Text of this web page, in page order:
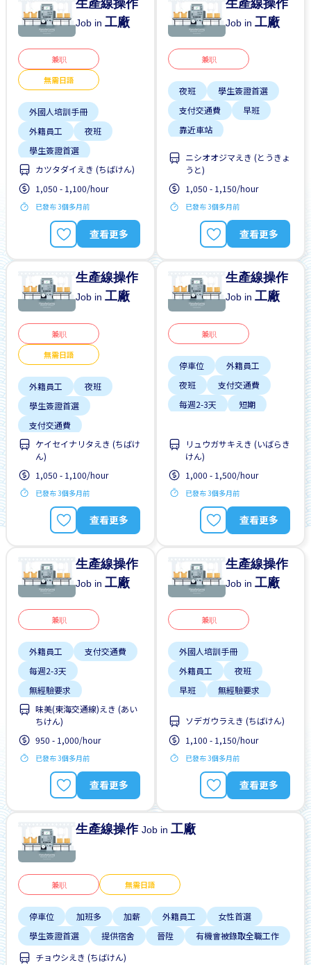
生產線操作
Job in工廠
兼职
無需日語
外國人培訓手冊
外籍員工
夜班
學生簽證首選
無日本語要求
附近車站的巴士服務
カツタダイえき (ちばけん)
1,050 - 1,100/hour
已發布 3個多月前
查看更多
生產線操作
Job in工廠
兼职
夜班
學生簽證首選
支付交通費
早班
靠近車站
ニシオオジマえき (とうきょ
うと)
1,050 - 1,150/hour
已發布 3個多月前
查看更多
生產線操作
Job in工廠
兼职
無需日語
外籍員工
夜班
學生簽證首選
支付交通費
無日本語要求
附近車站的巴士服務
ケイセイナリタえき (ちばけ
ん)
1,050 - 1,100/hour
已發布 3個多月前
查看更多
生產線操作
Job in工廠
兼职
停車位
外籍員工
夜班
支付交通費
每週2-3天
短期
週末輪班
リュウガサキえき (いばらき
けん)
1,000 - 1,500/hour
已發布 3個多月前
查看更多
生產線操作
Job in工廠
兼职
外籍員工
支付交通費
每週2-3天
無經驗要求
自行車停放處
味美(東海交通線)えき (あい
ちけん)
950 - 1,000/hour
已發布 3個多月前
查看更多
生產線操作
Job in工廠
兼职
外國人培訓手冊
外籍員工
夜班
早班
無經驗要求
ソデガウラえき (ちばけん)
1,100 - 1,150/hour
已發布 3個多月前
查看更多
生產線操作Job in工廠
兼职 無需日語
停車位 加班多 加薪 外籍員工
女性首選
學生簽證首選
提供宿舍 晉陞
有機會被錄取全職工作
チョウシえき (ちばけん)